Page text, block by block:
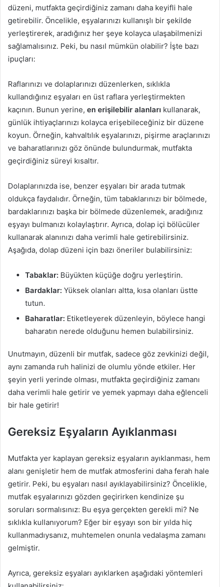
düzeni, mutfakta geçirdiğiniz zamanı daha keyifli hale
getirebilir. Öncelikle, eşyalarınızı kullanışlı bir şekilde
yerleştirerek, aradığınız her şeye kolayca ulaşabilmenizi
sağlamalısınız. Peki, bu nasıl mümkün olabilir? İşte bazı
ipuçları:
Raflarınızı ve dolaplarınızı düzenlerken, sıklıkla
kullandığınız eşyaları en üst raflara yerleştirmekten
kaçının. Bunun yerine, en erişilebilir alanları kullanarak,
günlük ihtiyaçlarınızı kolayca erişebileceğiniz bir düzene
koyun. Örneğin, kahvaltılık eşyalarınızı, pişirme araçlarınızı
ve baharatlarınızı göz önünde bulundurmak, mutfakta
geçirdiğiniz süreyi kısaltır.
Dolaplarınızda ise, benzer eşyaları bir arada tutmak
oldukça faydalıdır. Örneğin, tüm tabaklarınızı bir bölmede,
bardaklarınızı başka bir bölmede düzenlemek, aradığınız
eşyayı bulmanızı kolaylaştırır. Ayrıca, dolap içi bölücüler
kullanarak alanınızı daha verimli hale getirebilirsiniz.
Aşağıda, dolap düzeni için bazı öneriler bulabilirsiniz:
Tabaklar: Büyükten küçüğe doğru yerleştirin.
Bardaklar: Yüksek olanları altta, kısa olanları üstte
tutun.
Baharatlar: Etiketleyerek düzenleyin, böylece hangi
baharatın nerede olduğunu hemen bulabilirsiniz.
Unutmayın, düzenli bir mutfak, sadece göz zevkinizi değil,
aynı zamanda ruh halinizi de olumlu yönde etkiler. Her
şeyin yerli yerinde olması, mutfakta geçirdiğiniz zamanı
daha verimli hale getirir ve yemek yapmayı daha eğlenceli
bir hale getirir!
Gereksiz Eşyaların Ayıklanması
Mutfakta yer kaplayan gereksiz eşyaların ayıklanması, hem
alanı genişletir hem de mutfak atmosferini daha ferah hale
getirir. Peki, bu eşyaları nasıl ayıklayabilirsiniz? Öncelikle,
mutfak eşyalarınızı gözden geçirirken kendinize şu
soruları sormalısınız: Bu eşya gerçekten gerekli mi? Ne
sıklıkla kullanıyorum? Eğer bir eşyayı son bir yılda hiç
kullanmadıysanız, muhtemelen onunla vedalaşma zamanı
gelmiştir.
Ayrıca, gereksiz eşyaları ayıklarken aşağıdaki yöntemleri